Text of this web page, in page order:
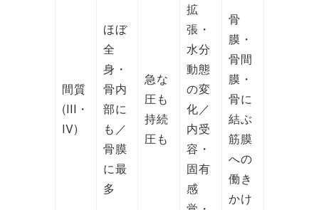
間質
(III・
IV)
ほぼ
全
身・
骨内
部に
も／
骨膜
に最
多
急な
圧も
持続
圧も
拡
張・
水分
動態
の変
化／
内受
容・
固有
感
骨
膜・
骨間
膜・
骨に
結ぶ
筋膜
への
働き
かけ